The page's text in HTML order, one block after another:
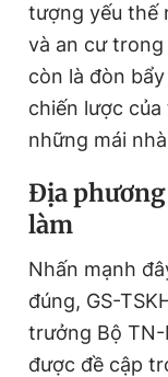
tượng yếu thế
và an cư
còn là đòn
chiến lược
những mái
Địa
làm
Nhấn mạnh
đúng, GS-
trưởng Bộ TN-
được đề cập